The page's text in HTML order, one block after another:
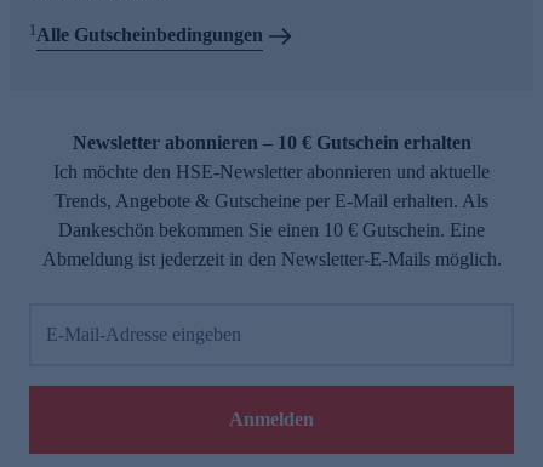
1Alle Gutscheinbedingungen
Newsletter abonnieren – 10 € Gutschein erhalten
Ich möchte den HSE-Newsletter abonnieren und aktuelle
Trends, Angebote & Gutscheine per E-Mail erhalten. Als
Dankeschön bekommen Sie einen 10 € Gutschein. Eine
Abmeldung ist jederzeit in den Newsletter-E-Mails möglich.
E-Mail-Adresse eingeben
Anmelden